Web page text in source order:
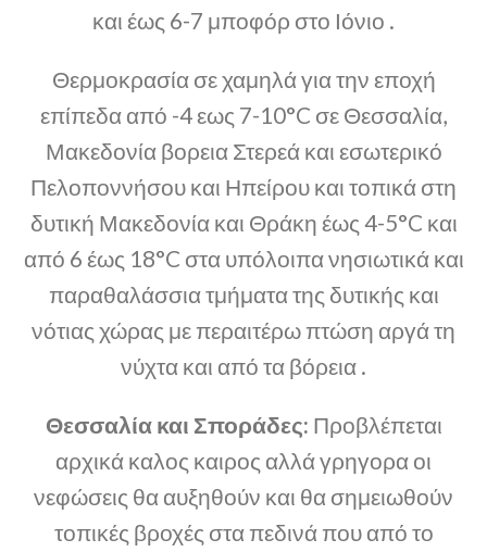
και έως 6-7 μποφόρ στο Ιόνιο .
Θερμοκρασία σε χαμηλά για την εποχή
επίπεδα από -4 εως 7-10°C σε Θεσσαλία,
Μακεδονία βορεια Στερεά και εσωτερικό
Πελοποννήσου και Ηπείρου και τοπικά στη
δυτική Μακεδονία και Θράκη έως 4-5°C και
από 6 έως 18°C στα υπόλοιπα νησιωτικά και
παραθαλάσσια τμήματα της δυτικής και
νότιας χώρας με περαιτέρω πτώση αργά τη
νύχτα και από τα βόρεια .
Θεσσαλία και Σποράδες: Προβλέπεται
αρχικά καλος καιρος αλλά γρηγορα οι
νεφώσεις θα αυξηθούν και θα σημειωθούν
τοπικές βροχές στα πεδινά που από το